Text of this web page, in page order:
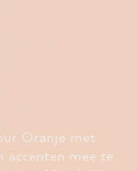
Oranje met
mee te